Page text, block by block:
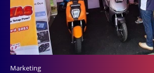
Marketing